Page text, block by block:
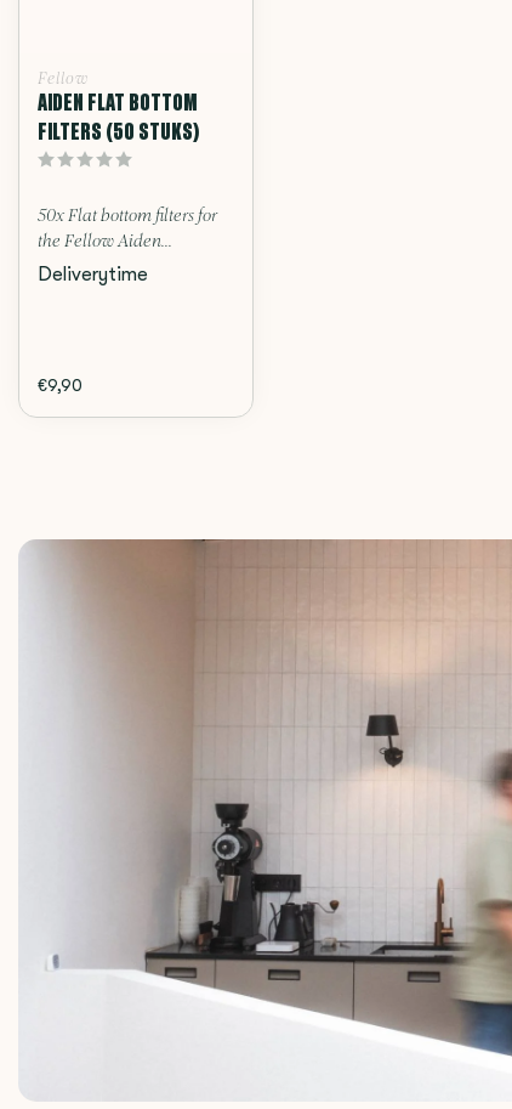
Fellow
AIDEN FLAT BOTTOM
FILTERS (50 STUKS)
50x Flat bottom filters for
the Fellow Aiden...
Deliverytime
€9,90